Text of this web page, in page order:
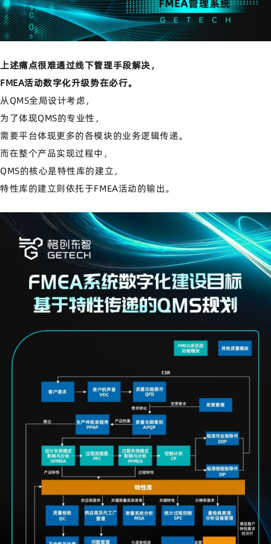
上述痛点很难通过线下管理手段解决，
FMEA活动数字化升级势在必行。
从QMS全局设计考虑，
为了体现QMS的专业性，
需要平台体现更多的各模块的业务逻辑传递。
而在整个产品实现过程中，
QMS的核心是特性库的建立，
特性库的建立则依托于FMEA活动的输出。